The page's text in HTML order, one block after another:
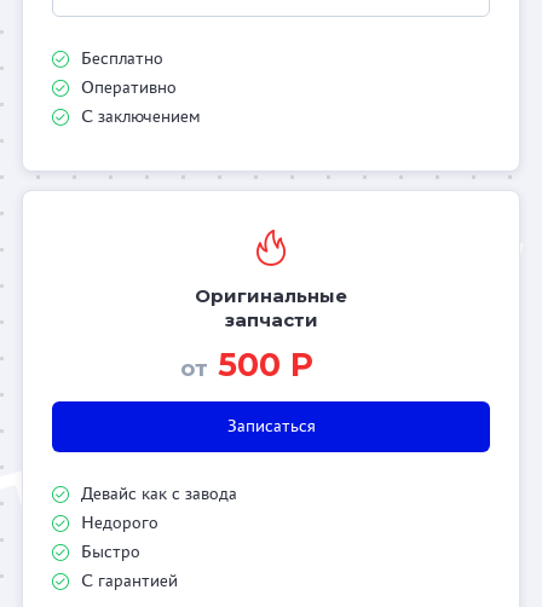
Бесплатно
Оперативно
С заключением
Оригинальные
запчасти
от 500 Р
Записаться
Девайс как с завода
Недорого
Быстро
С гарантией